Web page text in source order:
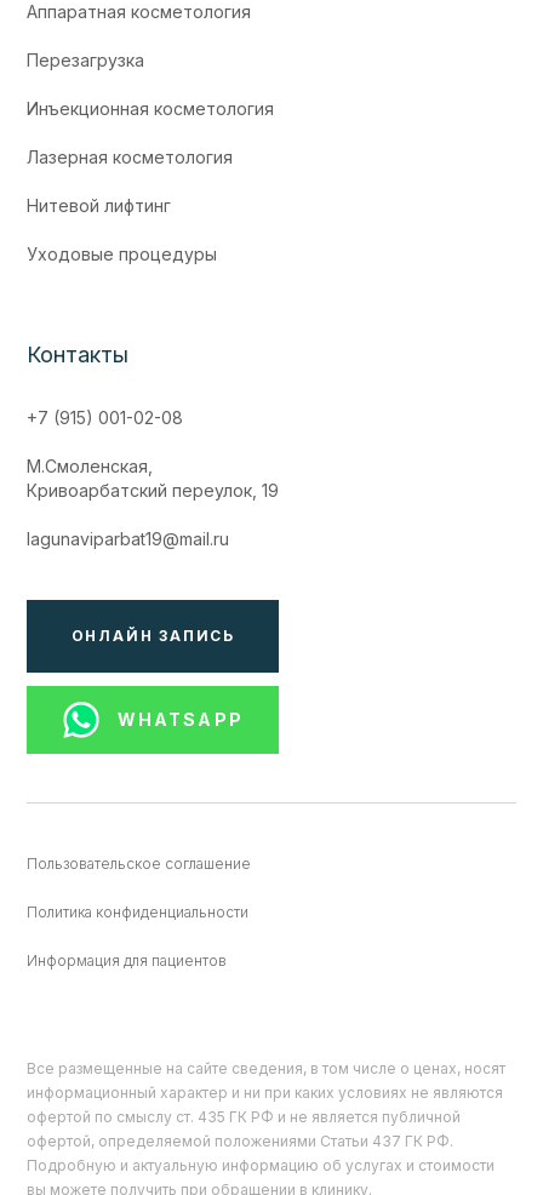
Аппаратная косметология
Перезагрузка
Инъекционная косметология
Лазерная косметология
Нитевой лифтинг
Уходовые процедуры
Контакты
+7 (915) 001-02-08
М.Смоленская,
Кривоарбатский переулок, 19
lagunaviparbat19@mail.ru
ОНЛАЙН ЗАПИСЬ
WHATSAPP
Пользовательское соглашение
Политика конфиденциальности
Информация для пациентов
Все размещенные на сайте сведения, в том числе о ценах, носят
информационный характер и ни при каких условиях не являются
офертой по смыслу ст. 435 ГК РФ и не является публичной
офертой, определяемой положениями Статьи 437 ГК РФ.
Подробную и актуальную информацию об услугах и стоимости
вы можете получить при обращении в клинику.